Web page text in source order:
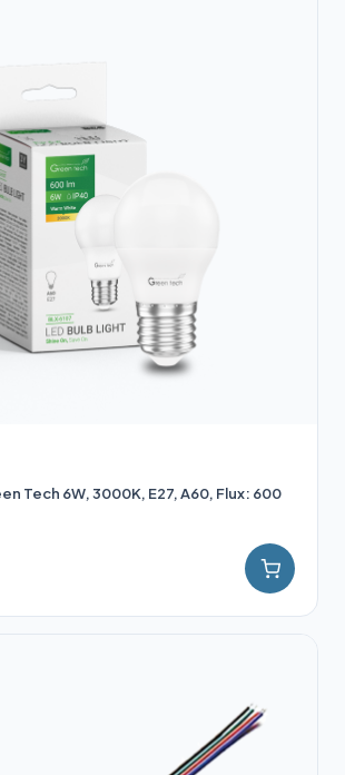
Tech 6W, 3000K, E27, A60, Flux: 600